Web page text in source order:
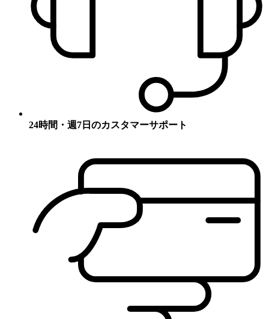
24時間・週7日のカスタマーサポート